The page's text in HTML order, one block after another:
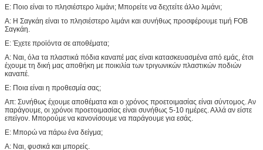
Ε: Ποιο είναι το πλησιέστερο λιμάνι; Μπορείτε να δεχτείτε άλλο λιμάνι;
Α: Η Σαγκάη είναι το πλησιέστερο λιμάνι και συνήθως προσφέρουμε τιμή FOB
Σαγκάη.
Ε: Έχετε προϊόντα σε αποθέματα;
Α: Ναι, όλα τα πλαστικά πόδια καναπέ μας είναι κατασκευασμένα από εμάς, έτσι
έχουμε τη δική μας αποθήκη με ποικιλία των τριγωνικών πλαστικών ποδιών
καναπέ.
Ε: Ποια είναι η προθεσμία σας;
Απ: Συνήθως έχουμε αποθέματα και ο χρόνος προετοιμασίας είναι σύντομος. Αν
παράγουμε, οι χρόνοι προετοιμασίας είναι συνήθως 5-10 ημέρες. Αλλά αν είστε
επείγον. Μπορούμε να κανονίσουμε να παράγουμε για εσάς.
Ε: Μπορώ να πάρω ένα δείγμα;
Α: Ναι, φυσικά και μπορείς.